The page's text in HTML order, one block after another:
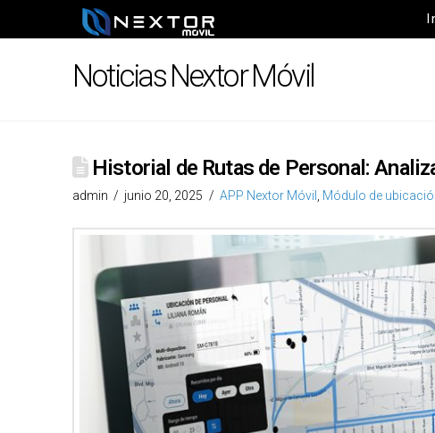
Noticias Nextor Móvil
Historial de Rutas de Personal:
admin junio 20, 2025 APP Nextor Móvil Módulo de